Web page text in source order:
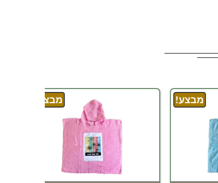
מבצע! מבצע!